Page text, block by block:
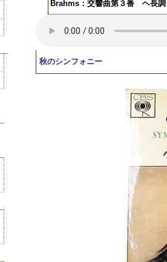
Brahms：交響曲第３番 ヘ長
秋のシンフォニー